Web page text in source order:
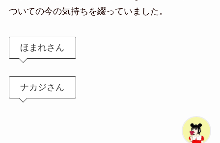
ついての今の気持ちを綴っていました。
ほまれさん
ナカジさん